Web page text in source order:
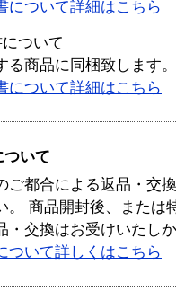
について詳細はこちら
ついて
る商品に同梱致します。
について詳細はこちら
ついて
ご都合による返品・交
。 商品開封後、または
・交換はお受けいたし
ついて詳しくはこちら